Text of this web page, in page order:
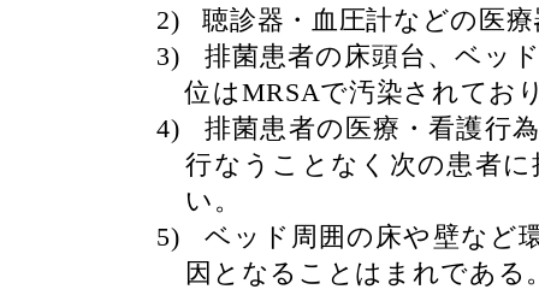
2)
聴診器・血圧計などの医
3)
排菌患者の床頭台、ベッ
位はMRSAで汚染されてお
4)
排菌患者の医療・看護行
行なうことなく次の患者
い。
5)
ベッド周囲の床や壁など
因となることはまれである